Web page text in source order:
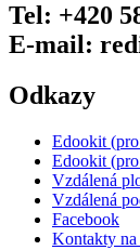
Tel: +420
E-mail:
Odkazy
Edookit
Edookit
Vzdálená
Vzdálená
Facebook
Kontakty na